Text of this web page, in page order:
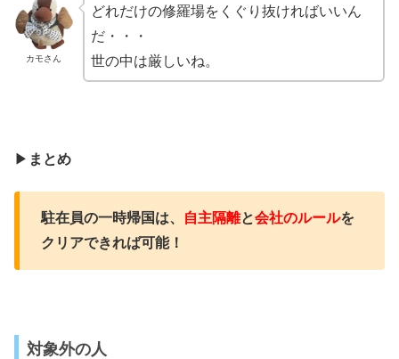
カモさん
どれだけの修羅場をくぐり抜ければいいん
だ・・・
世の中は厳しいね。
▶︎ まとめ
駐在員の一時帰国は、 自主隔離と会社のルールを
クリアできれば可能！
対象外の人